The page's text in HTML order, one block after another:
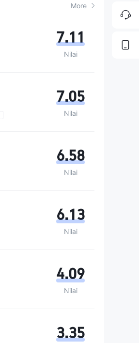
More
7.11
Nilai
7.05
Nilai
6.58
Nilai
6.13
Nilai
4.09
Nilai
3.35